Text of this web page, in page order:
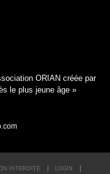
ORIAN créée par
le plus jeune âge »
INTERDITE
LOGIN